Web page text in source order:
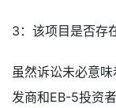
3：该项目是否存
虽然诉讼未必意
发商和EB-5投资